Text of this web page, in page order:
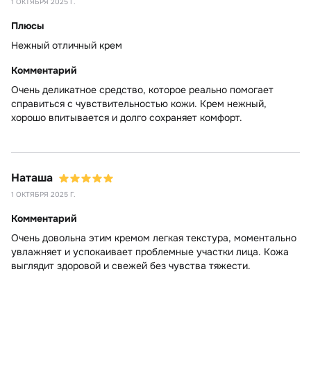
Плюсы
Нежный отличный крем
Комментарий
Очень деликатное средство, которое реально помогает
справиться с чувствительностью кожи. Крем нежный,
хорошо впитывается и долго сохраняет комфорт.
Наташа
1 ОКТЯБРЯ 2025 Г.
Комментарий
Очень довольна этим кремом легкая текстура, моментально
увлажняет и успокаивает проблемные участки лица. Кожа
выглядит здоровой и свежей без чувства тяжести.